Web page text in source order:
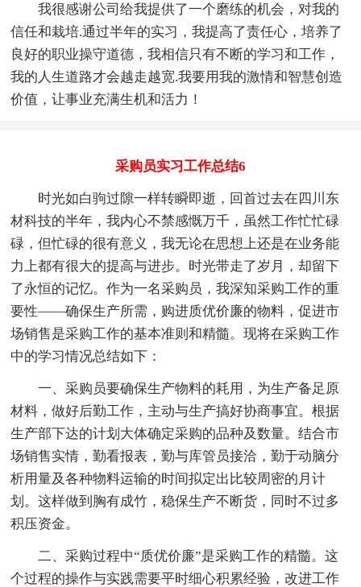
我很感谢公司给我提供了一个磨练的机会，对我的
信任和栽培.通过半年的实习，我提高了责任心，培养了
良好的职业操守道德，我相信只有不断的学习和工作，
我的人生道路才会越走越宽.我要用我的激情和智慧创造
价值，让事业充满生机和活力！
采购员实习工作总结6
时光如白驹过隙一样转瞬即逝，回首过去在四川东
材科技的半年，我内心不禁感慨万千，虽然工作忙忙碌
碌，但忙碌的很有意义，我无论在思想上还是在业务能
力上都有很大的提高与进步。时光带走了岁月，却留下
了永恒的记忆。作为一名采购员，我深知采购工作的重
要性——确保生产所需，购进质优价廉的物料，促进市
场销售是采购工作的基本准则和精髓。现将在采购工作
中的学习情况总结如下：
一、采购员要确保生产物料的耗用，为生产备足原
材料，做好后勤工作，主动与生产搞好协商事宜。根据
生产部下达的计划大体确定采购的品种及数量。结合市
场销售实情，勤看报表，勤与库管员接洽，勤于动脑分
析用量及各种物料运输的时间拟定出比较周密的月计
划。这样做到胸有成竹，稳保生产不断货，同时不过多
积压资金。
二、采购过程中“质优价廉”是采购工作的精髓。这
个过程的操作与实践需要平时细心积累经验，改进工作